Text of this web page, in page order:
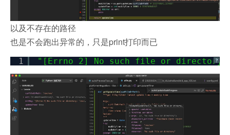
以及不存在的路径
也是不会跑出异常的，只是print打印而已
?
1 "[Errno 2] No such file or